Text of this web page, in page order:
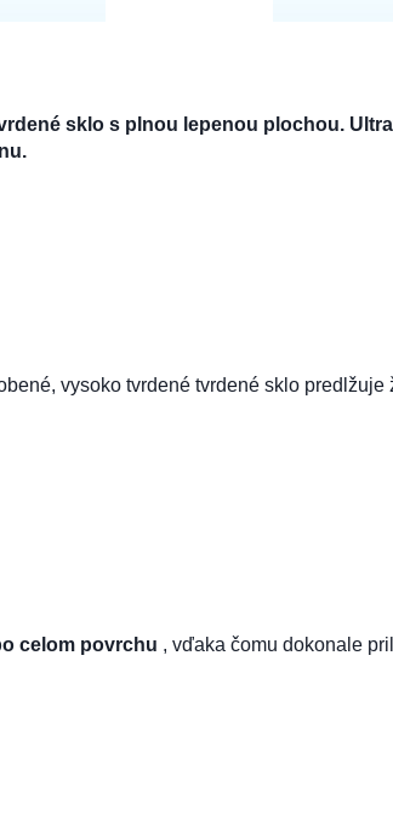
sklo s plnou lepenou plochou.
vysoko tvrdené tvrdené sklo
celom povrchu , vďaka čomu dokonale